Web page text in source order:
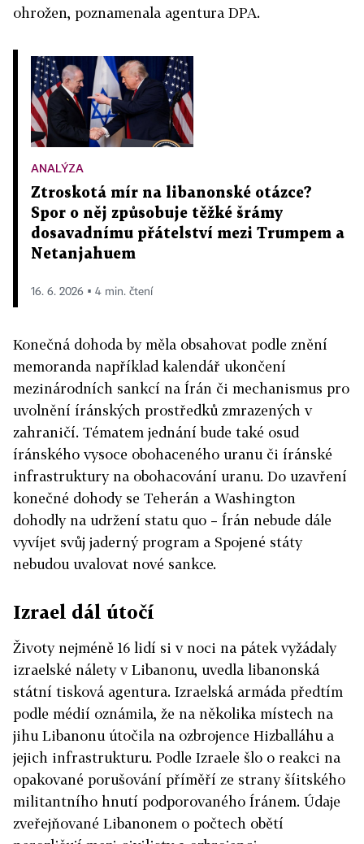
ohrožen, poznamenala agentura DPA.
ANALÝZA
Ztroskotá mír na libanonské otázce?
Spor o něj způsobuje těžké šrámy
dosavadnímu přátelství mezi Trumpem a
Netanjahuem
16. 6. 2026 ▪ 4 min. čtení
Konečná dohoda by měla obsahovat podle znění
memoranda například kalendář ukončení
mezinárodních sankcí na Írán či mechanismus pro
uvolnění íránských prostředků zmrazených v
zahraničí. Tématem jednání bude také osud
íránského vysoce obohaceného uranu či íránské
infrastruktury na obohacování uranu. Do uzavření
konečné dohody se Teherán a Washington
dohodly na udržení statu quo – Írán nebude dále
vyvíjet svůj jaderný program a Spojené státy
nebudou uvalovat nové sankce.
Izrael dál útočí
Životy nejméně 16 lidí si v noci na pátek vyžádaly
izraelské nálety v Libanonu, uvedla libanonská
státní tisková agentura. Izraelská armáda předtím
podle médií oznámila, že na několika místech na
jihu Libanonu útočila na ozbrojence Hizballáhu a
jejich infrastrukturu. Podle Izraele šlo o reakci na
opakované porušování příměří ze strany šíitského
militantního hnutí podporovaného Íránem. Údaje
zveřejňované Libanonem o počtech obětí